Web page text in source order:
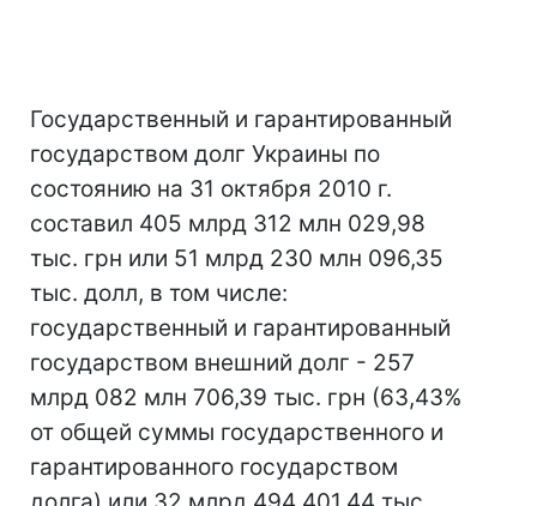
Государственный и гарантированный
государством долг Украины по
состоянию на 31 октября 2010 г.
составил 405 млрд 312 млн 029,98
тыс. грн или 51 млрд 230 млн 096,35
тыс. долл, в том числе:
государственный и гарантированный
государством внешний долг - 257
млрд 082 млн 706,39 тыс. грн (63,43%
от общей суммы государственного и
гарантированного государством